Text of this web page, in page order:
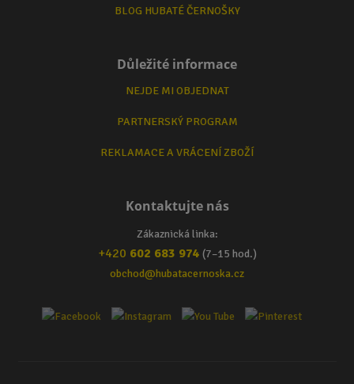
BLOG HUBATÉ ČERNOŠKY
Důležité informace
NEJDE MI OBJEDNAT
PARTNERSKÝ PROGRAM
REKLAMACE A VRÁCENÍ ZBOŽÍ
Kontaktujte nás
Zákaznická linka:
+420 602 683 974 (7–15 hod.)
obchod@hubatacernoska.cz